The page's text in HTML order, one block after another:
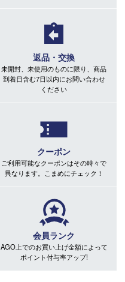
返品・交換
未開封、未使用のものに限り、商品
到着日含む7日以内にお問い合わせ
ください
クーポン
ご利用可能なクーポンはその時々で
異なります。こまめにチェック！
会員ランク
AGO上でのお買い上げ金額によって
ポイント付与率アップ!